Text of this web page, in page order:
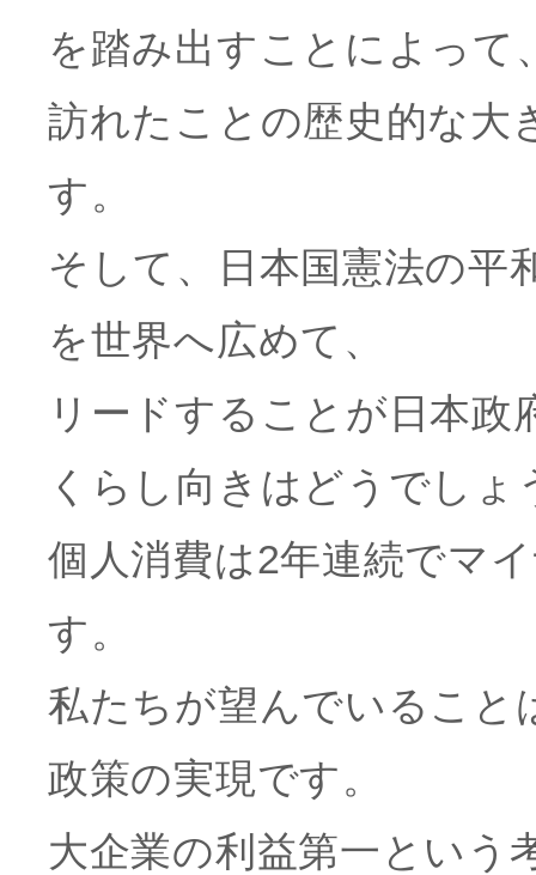
を踏み出すことによって
訪れたことの歴史的な大
す。
そして、日本国憲法の平
を世界へ広めて、
リードすることが日本
くらし向きはどうでしょ
個人消費は2年連続でマ
す。
私たちが望んでいること
政策の実現です。
大企業の利益第一という